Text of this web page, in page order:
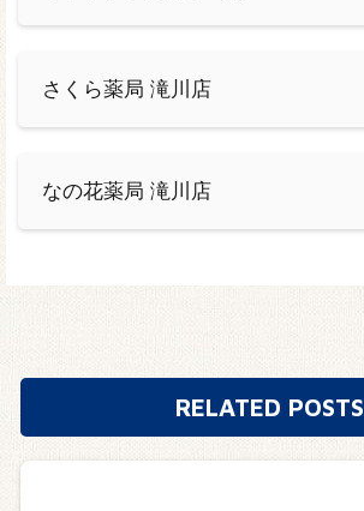
さくら薬局 滝川店
なの花薬局 滝川店
RELATED POSTS